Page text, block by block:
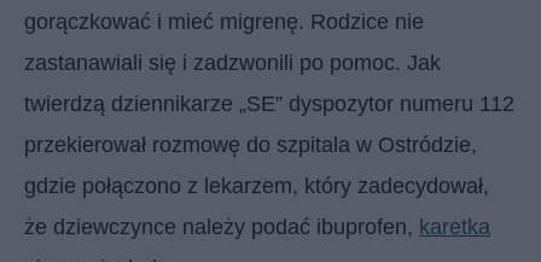
gorączkować i mieć migrenę. Rodzice nie
zastanawiali się i zadzwonili po pomoc. Jak
twierdzą dziennikarze „SE” dyspozytor numeru 112
przekierował rozmowę do szpitala w Ostródzie,
gdzie połączono z lekarzem, który zadecydował,
że dziewczynce należy podać ibuprofen, karetka